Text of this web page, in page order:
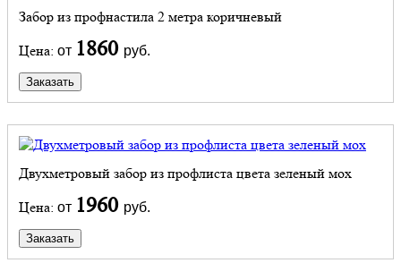
Забор из профнастила 2 метра коричневый
Цена: от 1860 руб.
Заказать
Двухметровый забор из профлиста цвета зеленый мох
Цена: от 1960 руб.
Заказать